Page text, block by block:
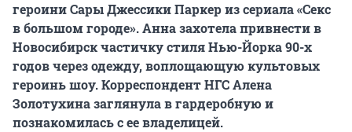
героини Сары Джессики Паркер из сериала «Секс
в большом городе». Анна захотела привнести в
Новосибирск частичку стиля Нью-Йорка 90-х
годов через одежду, воплощающую культовых
героинь шоу. Корреспондент НГС Алена
Золотухина заглянула в гардеробную и
познакомилась с ее владелицей.